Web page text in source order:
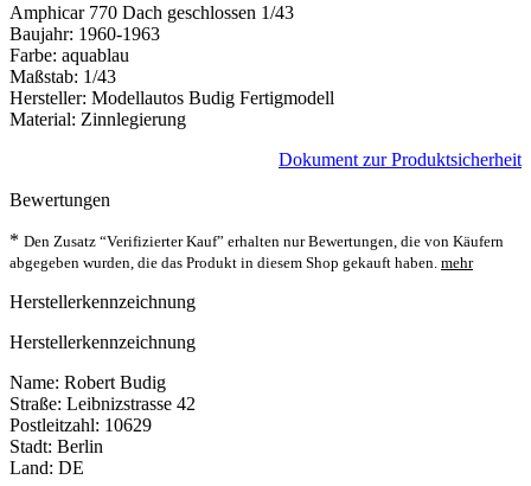
Amphicar 770 Dach geschlossen 1/43
Baujahr: 1960-1963
Farbe: aquablau
Maßstab: 1/43
Hersteller: Modellautos Budig Fertigmodell
Material: Zinnlegierung
Dokument zur Produktsicherheit
Bewertungen
* Den Zusatz “Verifizierter Kauf” erhalten nur Bewertungen, die von Käufern
abgegeben wurden, die das Produkt in diesem Shop gekauft haben. mehr
Herstellerkennzeichnung
Herstellerkennzeichnung
Name: Robert Budig
Straße: Leibnizstrasse 42
Postleitzahl: 10629
Stadt: Berlin
Land: DE